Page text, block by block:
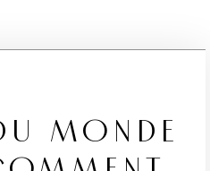
MONDE